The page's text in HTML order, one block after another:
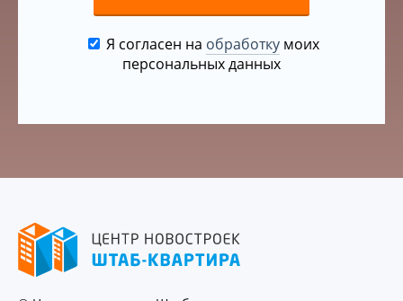
Я согласен на обработкумоих
персональных данных